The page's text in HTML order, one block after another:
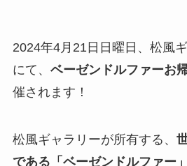
2024年4月21日日曜日、松風
にて、 ベーゼンドルファーお
催されます！
松風ギャラリーが所有する、
である「ベーゼンドルファー」